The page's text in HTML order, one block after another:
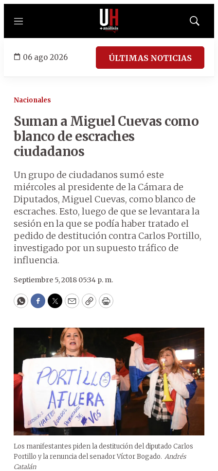
Menú
Mostrar
06 ago 2026 ÚLTIMAS NOTICIAS
Nacionales
Suman a Miguel Cuevas como
blanco de escraches
ciudadanos
Un grupo de ciudadanos sumó este
miércoles al presidente de la Cámara de
Diputados, Miguel Cuevas, como blanco de
escraches. Esto, luego de que se levantara la
sesión en la que se podía haber tratado el
pedido de destitución contra Carlos Portillo,
investigado por un supuesto tráfico de
influencia.
Septiembre 5, 2018 05:34 p. m.
WhatsApp
Facebook
Twitter
EmailCopyPrint
Los manifestantes piden la destitución del diputado Carlos
Portillo y la renuncia del senador Víctor Bogado. Andrés
Catalán